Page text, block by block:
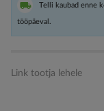
Telli kaubad enne
tööpäeval.
Link tootja lehele